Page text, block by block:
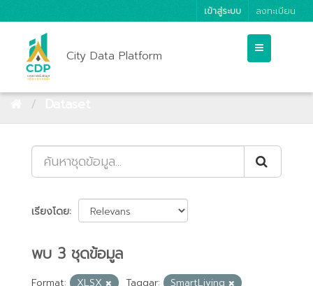
เข้าสู่ระบบ ลงทะเบียน
City Data Platform
เรียงโดย
พบ 3 ชุดข้อมูล
Format: XLSX Taggar:
SmartLiving